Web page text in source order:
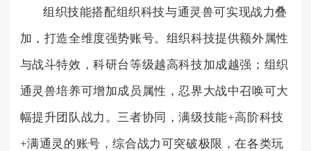
组织技能搭配组织科技与通灵兽可实现战力叠
加，打造全维度强势账号。组织科技提供额外属性
与战斗特效，科研台等级越高科技加成越强；组织
通灵兽培养可增加成员属性，忍界大战中召唤可大
幅提升团队战力。三者协同，满级技能+高阶科技
+满通灵的账号，综合战力可突破极限，在各类玩